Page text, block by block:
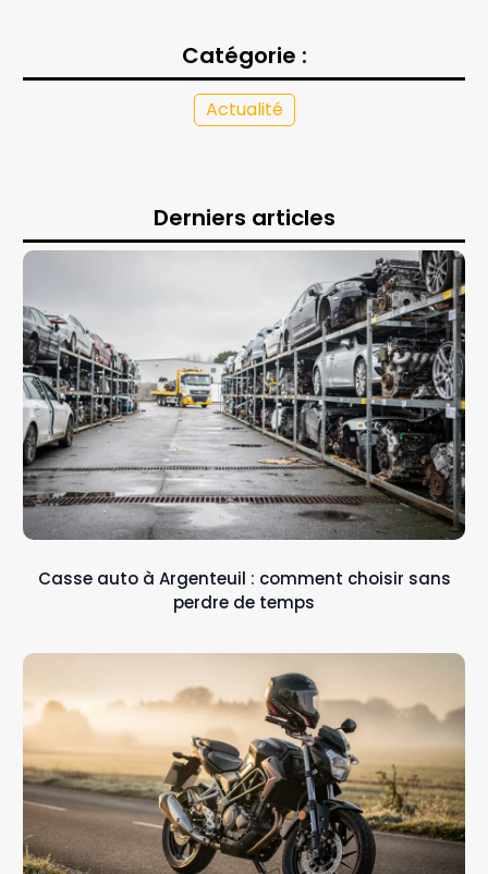
Catégorie :
Actualité
Derniers articles
Casse auto à Argenteuil : comment choisir sans
perdre de temps